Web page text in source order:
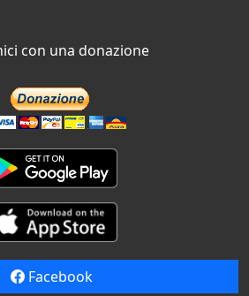
con una donazione
Facebook